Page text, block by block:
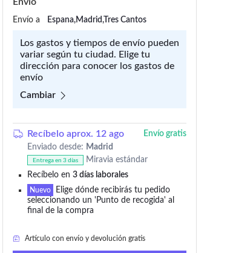
Envío a Espana,Madrid,Tres Cantos
Los gastos y tiempos de envío pueden
variar según tu ciudad. Elige tu
dirección para conocer los gastos de
envío
Cambiar
Recíbelo aprox. 12 ago
Envío gratis
Enviado desde: Madrid
Entrega en 3 días
Miravia estándar
Recíbelo en 3 días laborales
Nuevo
Elige dónde recibirás tu pedido
seleccionando un 'Punto de recogida' al
final de la compra
36 añadido en los últimos 30 días
97% de valoraciones positivas
Artículo con envío y devolución gratis